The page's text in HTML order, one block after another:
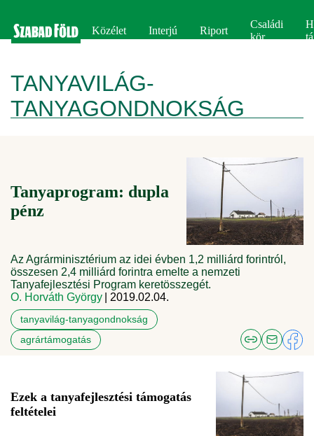
Közélet Interjú Riport
Családi
kör
TANYAVILÁG-
TANYAGONDNOKSÁG
Tanyaprogram: dupla
pénz
Az Agrárminisztérium az idei évben 1,2 milliárd forintról,
összesen 2,4 milliárd forintra emelte a nemzeti
Tanyafejlesztési Program keretösszegét.
O. Horváth György
| 2019.02.04.
tanyavilág-tanyagondnokság
agrártámogatás
Ezek a tanyafejlesztési támogatás
feltételei